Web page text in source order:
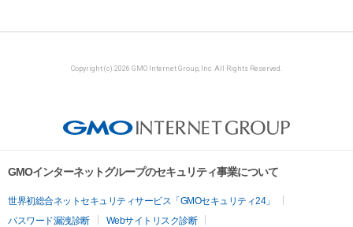
Copyright (c) 2026 GMO Internet Group, Inc. All Rights Reserved.
GMOインターネットグループのセキュリティ事業について
世界初総合ネットセキュリティサービス「GMOセキュリティ24」
パスワード漏洩診断
Webサイトリスク診断